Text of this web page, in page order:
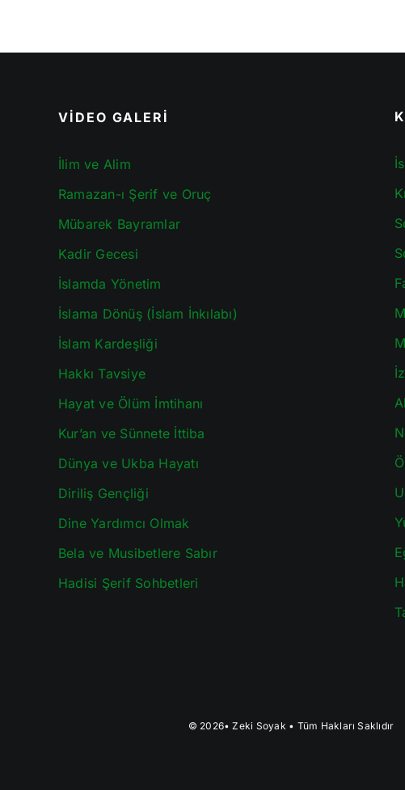
VİDEO GALERİ
İlim ve Alim
Ramazan-ı Şerif ve Oruç
Mübarek Bayramlar
Kadir Gecesi
İslamda Yönetim
İslama Dönüş (İslam İnkılabı)
İslam Kardeşliği
Hakkı Tavsiye
Hayat ve Ölüm İmtihanı
Kur’an ve Sünnete İttiba
Dünya ve Ukba Hayatı
Diriliş Gençliği
Dine Yardımcı Olmak
Bela ve Musibetlere Sabır
Hadisi Şerif Sohbetleri
© 2026•Zeki Soyak• Tüm Hakları Saklıdır